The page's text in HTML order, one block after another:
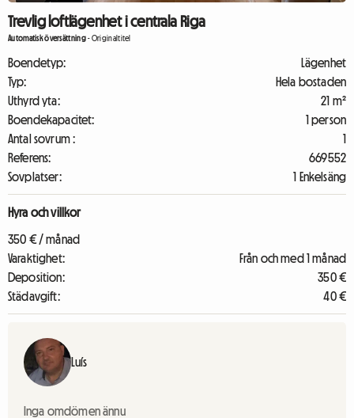
Trevlig loftlägenhet i centrala Riga
Automatisk översättning-Originaltitel
Boendetyp:
Lägenhet
Typ:
Hela bostaden
Uthyrd yta:
21 m²
Boendekapacitet:
1 person
Antal sovrum :
1
Referens:
669552
Sovplatser:
1 Enkelsäng
Hyra och villkor
350 € / månad
Varaktighet:
Från och med 1 månad
Deposition:
350 €
Städavgift:
40 €
Luís
Inga omdömen ännu